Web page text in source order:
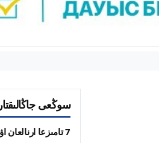
سوڭعى جاڭالىقتار
7 تامىزعا ارنالعان اۋا رايى بولجامى